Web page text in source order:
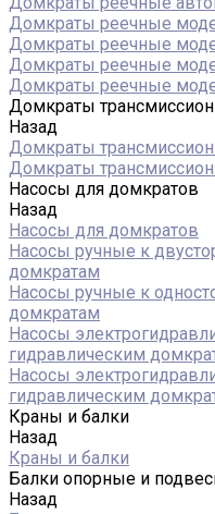
Домкраты реечные
Домкраты реечные
Домкраты реечные
Домкраты реечные
Домкраты
Назад
Домкраты
Домкраты
Насосы для домкратов
Назад
Насосы для домкратов
Насосы ручные к
домкратам
Насосы ручные к
домкратам
Насосы
гидравлическим
Насосы
гидравлическим
Краны и балки
Назад
Краны и балки
Балки опорные и
Назад